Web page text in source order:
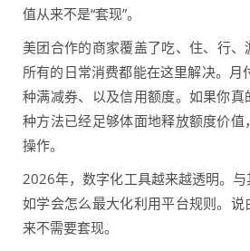
值从来不是“套现”。
美团合作的商家覆盖了吃、住、行
所有的日常消费都能在这里解决。
种满减券、以及信用额度。如果你
种方法已经足够体面地释放额度价
操作。
2026年，数字化工具越来越透明。
如学会怎么最大化利用平台规则。
来不需要套现。